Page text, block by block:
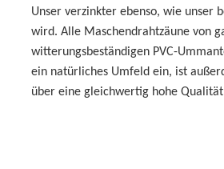
Unser verzinkter ebenso, wie unser
wird. Alle Maschendrahtzäune von
witterungsbeständigen PVC-
ein natürliches Umfeld ein, ist
über eine gleichwertig hohe